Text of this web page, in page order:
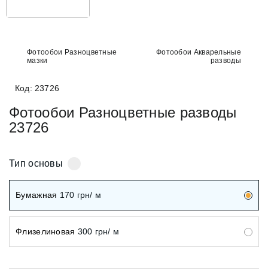
Фотообои Разноцветные
мазки
Фотообои Акварельные
разводы
Код: 23726
Фотообои Разноцветные разводы
23726
Тип основы
Бумажная 170 грн/ м
Флизелиновая 300 грн/ м